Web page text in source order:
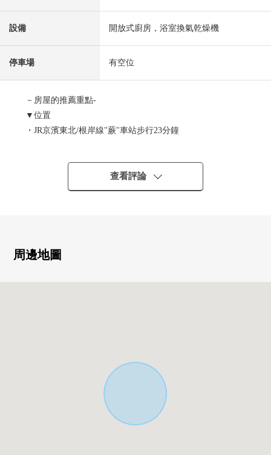
設備 開放式廚房，浴室換氣乾燥機
停車場 有空位
－房屋的推薦重點-
▼位置
・JR京濱東北/根岸線"蕨"車站步行23分鐘
▼建築物的特徴
・位於閒靜的住宅區的木造3階建新建透天房
・從屬於保護車不受雨以及陽光侵害的內裝車庫
・讓水周圍集中於1個地方，考慮生活的房型
・永旺夢樂城川口前川步行7分鐘(約490m)
・全家便利店川口芝預先1丁目商店步行6分鐘(約420m)
查看評論
周邊地圖